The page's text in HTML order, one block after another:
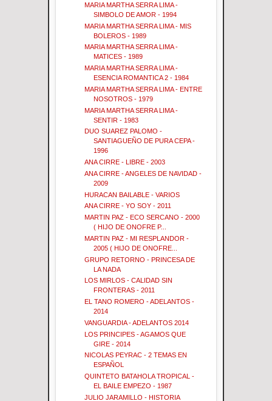
MARIA MARTHA SERRA LIMA -
SIMBOLO DE AMOR - 1994
MARIA MARTHA SERRA LIMA - MIS
BOLEROS - 1989
MARIA MARTHA SERRA LIMA -
MATICES - 1989
MARIA MARTHA SERRA LIMA -
ESENCIA ROMANTICA 2 - 1984
MARIA MARTHA SERRA LIMA - ENTRE
NOSOTROS - 1979
MARIA MARTHA SERRA LIMA -
SENTIR - 1983
DUO SUAREZ PALOMO -
SANTIAGUEÑO DE PURA CEPA -
1996
ANA CIRRE - LIBRE - 2003
ANA CIRRE - ANGELES DE NAVIDAD -
2009
HURACAN BAILABLE - VARIOS
ANA CIRRE - YO SOY - 2011
MARTIN PAZ - ECO SERCANO - 2000
( HIJO DE ONOFRE P...
MARTIN PAZ - MI RESPLANDOR -
2005 ( HIJO DE ONOFRE...
GRUPO RETORNO - PRINCESA DE
LA NADA
LOS MIRLOS - CALIDAD SIN
FRONTERAS - 2011
EL TANO ROMERO - ADELANTOS -
2014
VANGUARDIA - ADELANTOS 2014
LOS PRINCIPES - AGAMOS QUE
GIRE - 2014
NICOLAS PEYRAC - 2 TEMAS EN
ESPAÑOL
QUINTETO BATAHOLA TROPICAL -
EL BAILE EMPEZO - 1987
JULIO JARAMILLO - HISTORIA